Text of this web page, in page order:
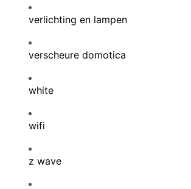
verlichting en lampen
verscheure domotica
white
wifi
z wave